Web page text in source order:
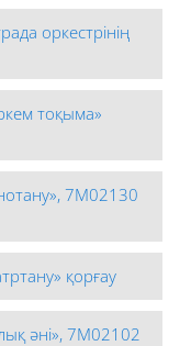
оркестрінің
тоқыма»
7М02130
қорғау
әні», 7М02102